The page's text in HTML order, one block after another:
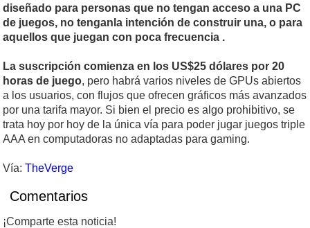
diseñado para personas que no tengan acceso a una PC
de juegos, no tenganla intención de construir una, o para
aquellos que juegan con poca frecuencia .
La suscripción comienza en los US$25 dólares por 20
horas de juego, pero habrá varios niveles de GPUs abiertos
a los usuarios, con flujos que ofrecen gráficos más avanzados
por una tarifa mayor. Si bien el precio es algo prohibitivo, se
trata hoy por hoy de la única vía para poder jugar juegos triple
AAA en computadoras no adaptadas para gaming.
Vía: TheVerge
Comentarios
¡Comparte esta noticia!